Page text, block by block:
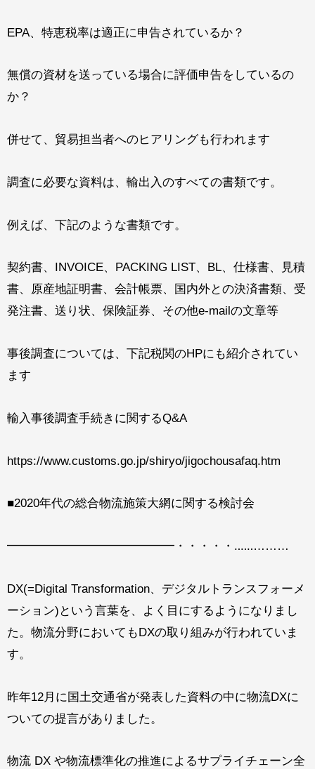
EPA、特恵税率は適正に申告されているか？
無償の資材を送っている場合に評価申告をしているの
か？
併せて、貿易担当者へのヒアリングも行われます
調査に必要な資料は、輸出入のすべての書類です。
例えば、下記のような書類です。
契約書、INVOICE、PACKING LIST、BL、仕様書、見積
書、原産地証明書、会計帳票、国内外との決済書類、受
発注書、送り状、保険証券、その他e-mailの文章等
事後調査については、下記税関のHPにも紹介されてい
ます
輸入事後調査手続きに関するQ&A
https://www.customs.go.jp/shiryo/jigochousafaq.htm
■2020年代の総合物流施策大網に関する検討会
━━━━━━━━━━━━━━・・・・・‥‥‥………
DX(=Digital Transformation、デジタルトランスフォーメ
ーション)という言葉を、よく目にするようになりまし
た。物流分野においてもDXの取り組みが行われていま
す。
昨年12月に国土交通省が発表した資料の中に物流DXに
ついての提言がありました。
物流 DX や物流標準化の推進によるサプライチェーン全